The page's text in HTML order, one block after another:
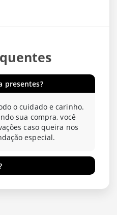
presentes?
o cuidado e carinho.
sua compra, você
caso queira nos
especial.